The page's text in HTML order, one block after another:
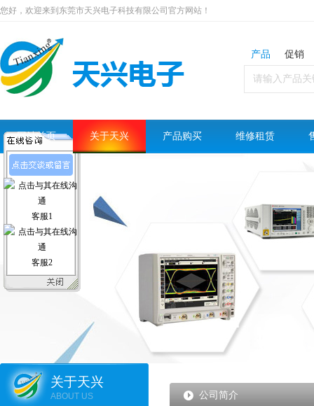
您好，欢迎来到东莞市天兴电子科技有限公司官方网站！
产品 促销
网站首页 关于天兴 产品购买 维修租赁
关于天兴
ABOUT US 公司简介
客服1
客服2